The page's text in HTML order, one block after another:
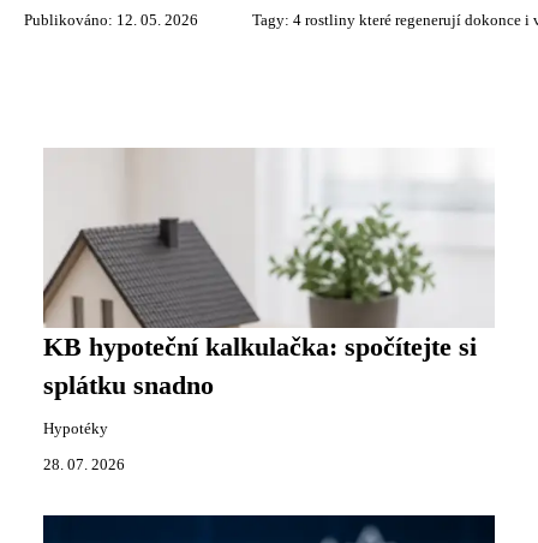
Publikováno: 12. 05. 2026 Tagy: 4 rostliny které regenerují dokonce i
KB hypoteční kalkulačka: spočítejte si
splátku snadno
Hypotéky
28. 07. 2026